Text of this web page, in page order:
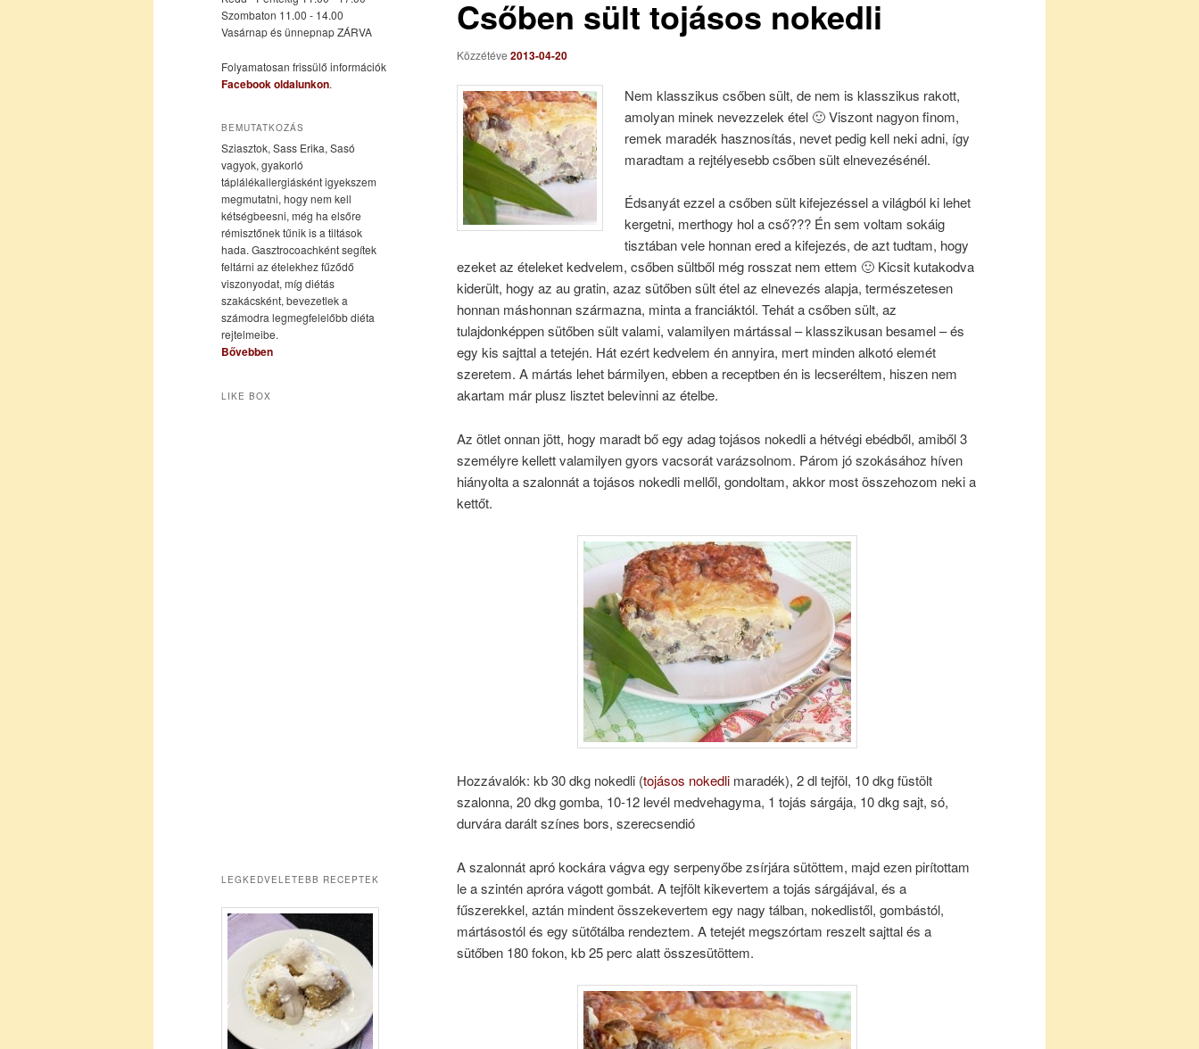
tartalomra
tartalomra Csőben sült tojásos nokedli
Közzétéve 2013-04-20
Nem klasszikus csőben sült, de nem is klasszikus rakott,
amolyan minek nevezzelek étel 🙂 Viszont nagyon finom,
remek maradék hasznosítás, nevet pedig kell neki adni, így
maradtam a rejtélyesebb csőben sült elnevezésénél.
Édsanyát ezzel a csőben sült kifejezéssel a világból ki lehet
kergetni, merthogy hol a cső??? Én sem voltam sokáig
tisztában vele honnan ered a kifejezés, de azt tudtam, hogy
ezeket az ételeket kedvelem, csőben sültből még rosszat nem ettem 🙂 Kicsit kutakodva
kiderült, hogy az au gratin, azaz sütőben sült étel az elnevezés alapja, természetesen
honnan máshonnan származna, minta a franciáktól. Tehát a csőben sült, az
tulajdonképpen sütőben sült valami, valamilyen mártással – klasszikusan besamel – és
egy kis sajttal a tetején. Hát ezért kedvelem én annyira, mert minden alkotó elemét
szeretem. A mártás lehet bármilyen, ebben a receptben én is lecseréltem, hiszen nem
akartam már plusz lisztet belevinni az ételbe.
Az ötlet onnan jött, hogy maradt bő egy adag tojásos nokedli a hétvégi ebédből, amiből 3
személyre kellett valamilyen gyors vacsorát varázsolnom. Párom jó szokásához híven
hiányolta a szalonnát a tojásos nokedli mellől, gondoltam, akkor most összehozom neki a
kettőt.
Hozzávalók: kb 30 dkg nokedli (tojásos nokedli maradék), 2 dl tejföl, 10 dkg füstölt
szalonna, 20 dkg gomba, 10-12 levél medvehagyma, 1 tojás sárgája, 10 dkg sajt, só,
durvára darált színes bors, szerecsendió
A szalonnát apró kockára vágva egy serpenyőbe zsírjára sütöttem, majd ezen pirítottam
le a szintén apróra vágott gombát. A tejfölt kikevertem a tojás sárgájával, és a
fűszerekkel, aztán mindent összekevertem egy nagy tálban, nokedlistől, gombástól,
mártásostól és egy sütőtálba rendeztem. A tetejét megszórtam reszelt sajttal és a
sütőben 180 fokon, kb 25 perc alatt összesütöttem.
Szombaton 11.00 - 14.00
Vasárnap és ünnepnap ZÁRVA
Folyamatosan frissülő információk
Facebook oldalunkon.
BEMUTATKOZÁS
Sziasztok, Sass Erika, Sasó
vagyok, gyakorló
táplálékallergiásként igyekszem
megmutatni, hogy nem kell
kétségbeesni, még ha elsőre
rémisztőnek tűnik is a tiltások
hada. Gasztrocoachként segítek
feltárni az ételekhez fűződő
viszonyodat, míg diétás
szakácsként, bevezetlek a
számodra legmegfelelőbb diéta
rejtelmeibe.
Bővebben
LIKE BOX
LEGKEDVELETEBB RECEPTEK